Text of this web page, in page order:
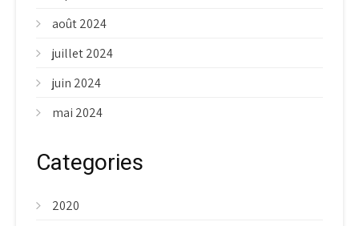
août 2024
juillet 2024
juin 2024
mai 2024
Categories
2020